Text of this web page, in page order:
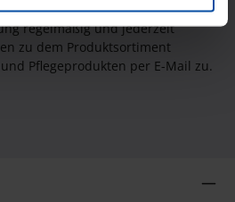
Bitte senden Sie mir entsprechend
regelmäßig und jederzeit
zu dem Produktsortiment
Pflegeprodukten per E-Mail zu.